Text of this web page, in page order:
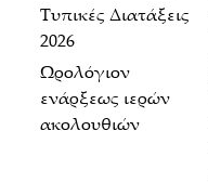
Τυπικές Διατάξεις
2026
Ωρολόγιον
ενάρξεως ιερών
ακολουθιών